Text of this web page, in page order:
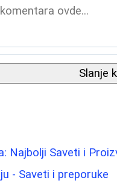
Slanje
Najbolji Saveti i
- Saveti i preporuke